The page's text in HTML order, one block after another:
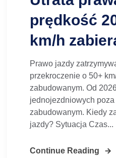
prędkość
km/h
Prawo jazdy
przekroczenie o 50+
zabudowanym. Od
jednojezdniowych poza
zabudowanym. Kiedy
jazdy? Sytuacja Czas...
Continue Reading